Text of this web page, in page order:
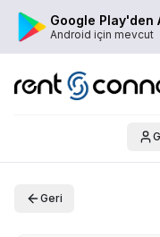
Google Play'den
Android için mevcut
Geri